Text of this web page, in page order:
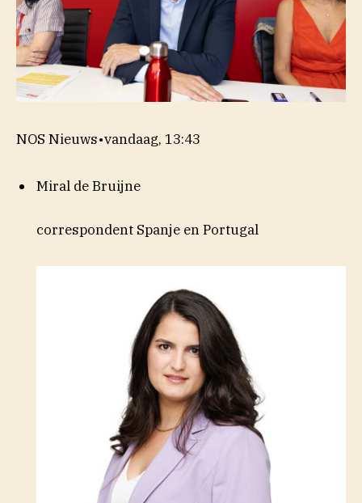
NOS Nieuws•vandaag, 13:43
Miral de Bruijne
correspondent Spanje en Portugal